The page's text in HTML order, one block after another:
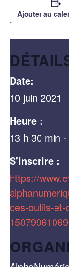
Ajouter au
Date:
10 juin 2021
Heure :
13 h 30 min
S'inscrire :
https://
des-outils-